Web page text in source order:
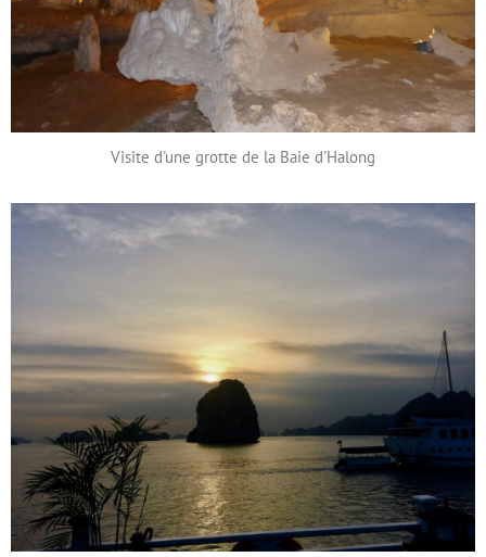
Visite d'une grotte de la Baie d'Halong